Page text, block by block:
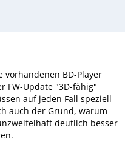
vorhandenen BD-Player
FW-Update "3D-fähig"
auf jeden Fall speziell
auch der Grund, warum
deutlich besser